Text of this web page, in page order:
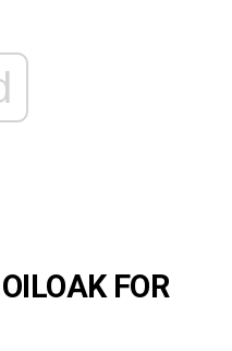
FOR